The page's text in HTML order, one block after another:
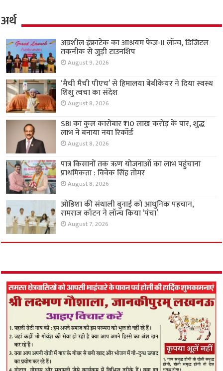
अर्थ
अग्रशील इंफ्राटेक का आश्रयम फेज-II लॉन्च, डिजिटल
तकनीक से जुड़ी टाउनशिप
August 9, 2026
‘मैची मैची पीएच’ से हिमालया बेबीकेयर ने दिया स्वस्थ
शिशु त्वचा का संदेश
August 8, 2026
SBI का कुल कारोबार ₹110 लाख करोड़ के पार, शुद्ध
लाभ ने बनाया नया रिकॉर्ड
August 8, 2026
पात्र किसानों तक ऋण योजनाओं का लाभ पहुंचाना
प्राथमिकता : विवेक सिंह तोमर
August 8, 2026
ओडिशा की संथाली बुनाई को आधुनिक पहचान,
रामराज कॉटन ने लॉन्च किया ‘पंचा’
August 7, 2026